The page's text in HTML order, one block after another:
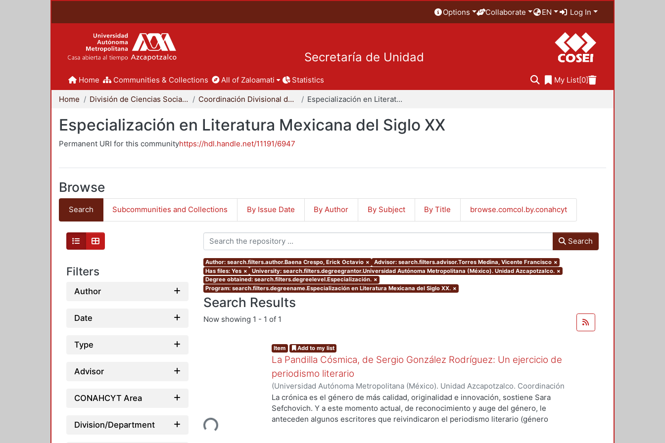
Options Collaborate EN Log In
Secretaría de Unidad
Home Communities & Collections All of Zaloamati Statistics My List[0]
Home División de Ciencias Sociales y Humanidades Coordinación Divisional de Posgrado Especialización en Literatura Mexicana del Siglo XX
Especialización en Literatura Mexicana del Siglo XX
Permanent URI for this communityhttps://hdl.handle.net/11191/6947
Browse
Search Subcommunities and Collections By Issue Date By Author By Subject By Title browse.comcol.by.conahcyt
Filters
Author
Date
Type
Advisor
CONAHCYT Area
Division/Department
Search
Author: search.filters.author.Baena Crespo, Erick Octavio × Advisor: search.filters.advisor.Torres Medina, Vicente Francisco ×
Has files: Yes × University: search.filters.degreegrantor.Universidad Autónoma Metropolitana (México). Unidad Azcapotzalco. ×
Degree obtained: search.filters.degreelevel.Especialización. ×
Program: search.filters.degreename.Especialización en Literatura Mexicana del Siglo XX. ×
Search Results
Now showing 1 - 1 of 1
Loading...
Item Add to my list
La Pandilla Cósmica, de Sergio González Rodríguez: Un ejercicio de
periodismo literario
(Universidad Autónoma Metropolitana (México). Unidad Azcapotzalco. Coordinación
de Servicios de Información.,2020-11)Baena Crespo, Erick Octavio
La crónica es el género de más calidad, originalidad e innovación, sostiene Sara
Sefchovich. Y a este momento actual, de reconocimiento y auge del género, le
anteceden algunos escritores que reivindicaron el periodismo literario (género